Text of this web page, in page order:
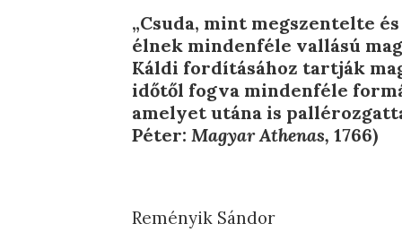
„Csuda, mint megszentelte
élnek mindenféle vallású
Káldi fordításához tartják
időtől fogva mindenféle
amelyet utána is
Péter:Magyar Athenas, 1766)
Reményik Sándor